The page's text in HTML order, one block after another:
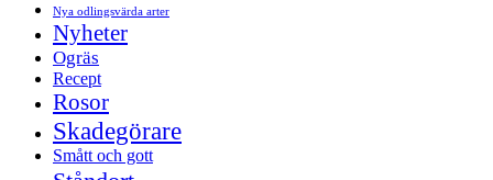
Nya odlingsvärda arter
Nyheter
Ogräs
Recept
Rosor
Skadegörare
Smått och gott